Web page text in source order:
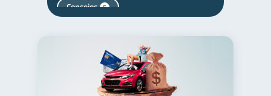
Consejos 6
Finanzas en Pareja 1
Mipymes 1 Salud mental